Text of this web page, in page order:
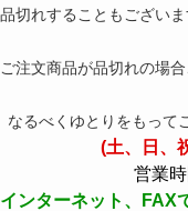
品切れすることもござい
ご注文商品が品切れの場
なるべくゆとりをもって
(土、日、
営業
インターネット、FAX